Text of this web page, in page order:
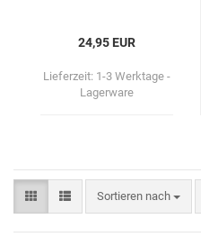
24,95 EUR
Lieferzeit: 1-3 Werktage -
Lagerware
Sortieren nach